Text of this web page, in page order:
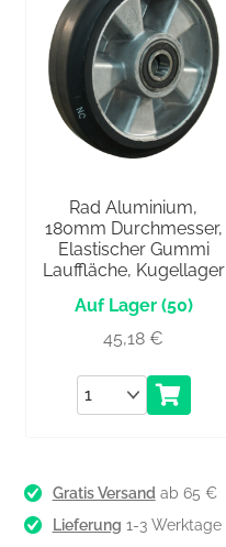
Rad Aluminium,
180mm Durchmesser,
Elastischer Gummi
Lauffläche, Kugellager
(50)
45,18€
Anzahl
Gratis Versand ab 65 €
Lieferung 1-3 Werktage